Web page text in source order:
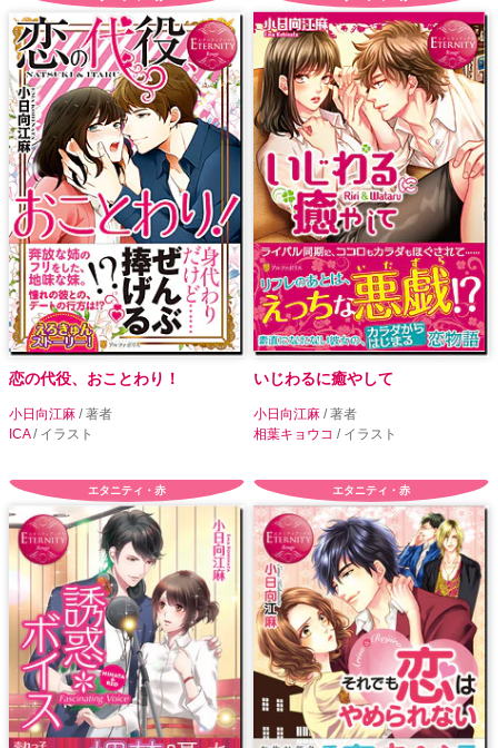
恋の代役、おことわり！
小日向江麻 / 著者
ICA/ イラスト
いじわるに癒やして
小日向江麻 / 著者
相葉キョウコ / イラスト
エタニティ・赤 エタニティ・赤